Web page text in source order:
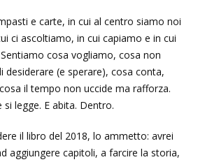
e carte, in cui al centro siamo noi
ci ascoltiamo, in cui capiamo e in cui
cosa vogliamo, cosa non
desiderare (e sperare), cosa conta,
il tempo non uccide ma rafforza.
legge. E abita. Dentro.
il libro del 2018, lo ammetto: avrei
aggiungere capitoli, a farcire la storia,